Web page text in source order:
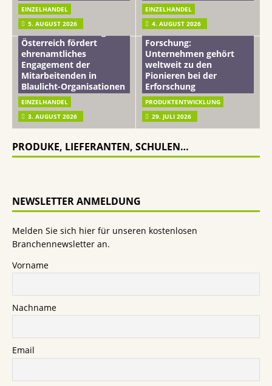
EINZELHANDEL
5. AUGUST 2026
EINZELHANDEL
4. AUGUST 2026
mehr vom leben tag: dm
Österreich fördert
ehrenamtliches
Engagement der
Mitarbeitenden in
Blaulicht-Organisationen
EINZELHANDEL
3. AUGUST 2026
Beiersdorf
Hautmikrobiom-
Forschung:
Unternehmen gehört
weltweit zu den
Pionieren bei der
Erforschung
PRODUKTENTWICKLUNG
29. JULI 2026
PRODUKE, LIEFERANTEN, SCHULEN…
NEWSLETTER ANMELDUNG
Melden Sie sich hier für unseren kostenlosen
Branchennewsletter an.
Vorname
Nachname
Email